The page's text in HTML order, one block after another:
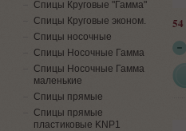
54
Спицы Круговые "Гамма"
Спицы Круговые эконом.
Спицы носочные
Спицы Носочные Гамма
Спицы Носочные Гамма
маленькие
Спицы прямые
Спицы прямые
пластиковые KNP1